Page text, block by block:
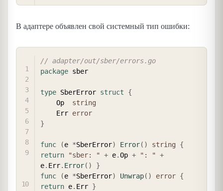
В адаптере объявлен свой системный тип ошибки:
// adapter/out/sber/errors.go
package sber
type SberError struct
{
    Op
string
    Err
error
}
func (e *SberError) Error( ) string
{
return
"sber: " + e.Op + ": " +
e. Err. Error( )
}
func
(e *SberError) Unwrap( ) error {
return e. Err }